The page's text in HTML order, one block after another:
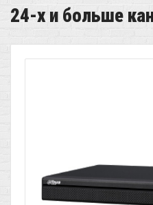
24-х и больше